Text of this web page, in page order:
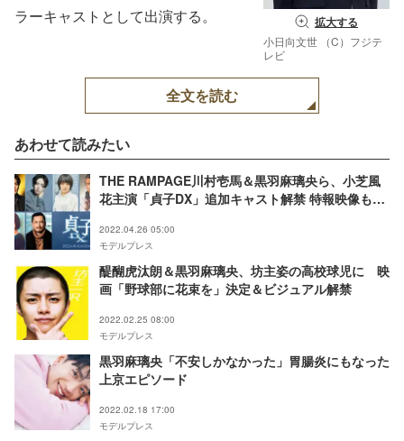
拡大する
小日向文世 （C）フジテ
レビ
ラーキャストとして出演する。
全文を読む
あわせて読みたい
THE RAMPAGE川村壱馬＆黒羽麻璃央ら、小芝風
花主演「貞子DX」追加キャスト解禁 特報映像も公
2022.04.26 05:00
モデルプレス
醍醐虎汰朗＆黒羽麻璃央、坊主姿の高校球児に 映
画「野球部に花束を」決定＆ビジュアル解禁
2022.02.25 08:00
モデルプレス
黒羽麻璃央「不安しかなかった」胃腸炎にもなった
上京エピソード
2022.02.18 17:00
モデルプレス